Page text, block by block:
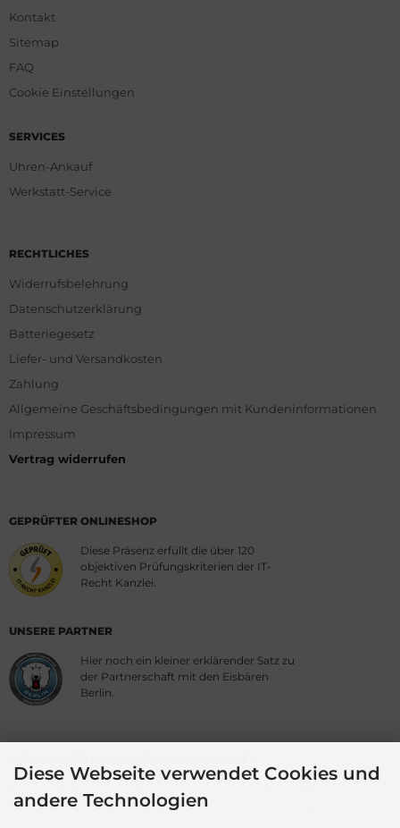
Kontakt
Sitemap
FAQ
Cookie Einstellungen
SERVICES
Uhren-Ankauf
Werkstatt-Service
RECHTLICHES
Widerrufsbelehrung
Datenschutzerklärung
Batteriegesetz
Liefer- und Versandkosten
Zahlung
Allgemeine Geschäftsbedingungen mit Kundeninformationen
Impressum
Vertrag widerrufen
GEPRÜFTER ONLINESHOP
Diese Präsenz erfüllt die über 120
objektiven Prüfungskriterien der IT-
Recht Kanzlei.
UNSERE PARTNER
Hier noch ein kleiner erklärender Satz zu
der Partnerschaft mit den Eisbären
Berlin.
Baume & Mercier Breitling
Cartier
Certina
Diese Webseite verwendet Cookies und
andere Technologien